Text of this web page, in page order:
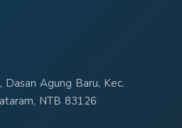
Dasan Agung Baru, Kec.
NTB 83126